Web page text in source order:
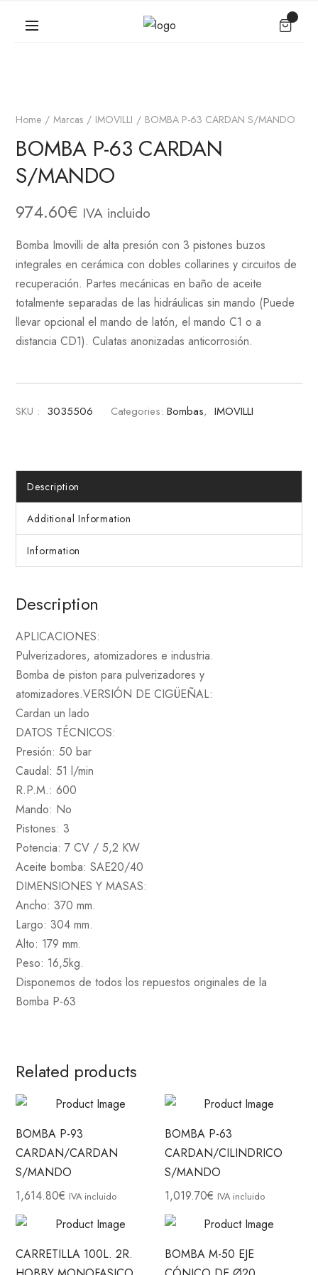
Home Marcas IMOVILLI BOMBA P-63 CARDAN S/MANDO
BOMBA P-63 CARDAN
S/MANDO
974.60€ IVA incluido
Bomba Imovilli de alta presión con 3 pistones buzos
integrales en cerámica con dobles collarines y circuitos de
recuperación. Partes mecánicas en baño de aceite
totalmente separadas de las hidráulicas sin mando (Puede
llevar opcional el mando de latón, el mando C1 o a
distancia CD1). Culatas anonizadas anticorrosión.
SKU : 3035506 Categories: Bombas, IMOVILLI
Description
Additional Information
Information
Description
APLICACIONES:
Pulverizadores, atomizadores e industria.
Bomba de piston para pulverizadores y
atomizadores.VERSIÓN DE CIGÜEÑAL:
Cardan un lado
DATOS TÉCNICOS:
Presión: 50 bar
Caudal: 51 l/min
R.P.M.: 600
Mando: No
Pistones: 3
Potencia: 7 CV / 5,2 KW
Aceite bomba: SAE20/40
DIMENSIONES Y MASAS:
Ancho: 370 mm.
Largo: 304 mm.
Alto: 179 mm.
Peso: 16,5kg.
Disponemos de todos los repuestos originales de la
Bomba P-63
Related products
BOMBA P-93
CARDAN/CARDAN
S/MANDO
1,614.80€ IVA incluido
BOMBA P-63
CARDAN/CILINDRICO
S/MANDO
1,019.70€ IVA incluido
CARRETILLA 100L. 2R.
BOMBA M-50 EJE